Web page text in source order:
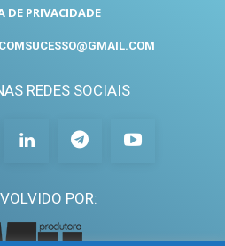
DE PRIVACIDADE
REDES SOCIAIS
POR: